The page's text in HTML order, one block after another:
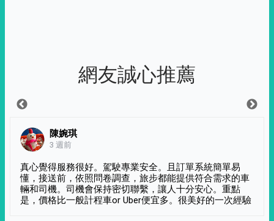
網友誠心推薦
陳婉琪
3 週前
真心覺得服務很好。駕駛專業安全。且訂單系統簡單易
懂，接送前，依照問卷調查，旅步都能提供符合需求的車
輛和司機。司機會保持密切聯繫，讓人十分安心。重點
是，價格比一般計程車or Uber便宜多。很美好的一次經驗